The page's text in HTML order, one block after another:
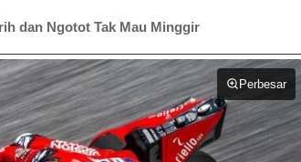
dan Ngotot Tak Mau Minggir
Perbesar